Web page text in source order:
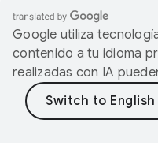
Google utiliza
contenido a tu idioma
realizadas con IA